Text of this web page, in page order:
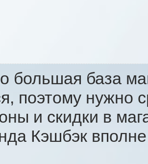
большая база
поэтому нужно
и скидки в
Кэшбэк